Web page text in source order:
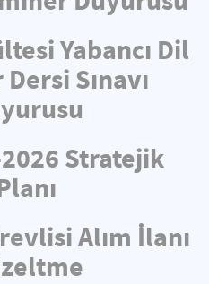
Yabancı Dil
Sınavı
Stratejik
Alım İlanı